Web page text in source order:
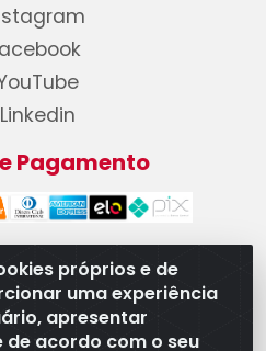
próprios e de
uma experiência
apresentar
acordo com o seu
Linkedin
Pagamento
LTDA - CNPJ
do Níquel, 667 - Parque
GO - CEP 74375-660